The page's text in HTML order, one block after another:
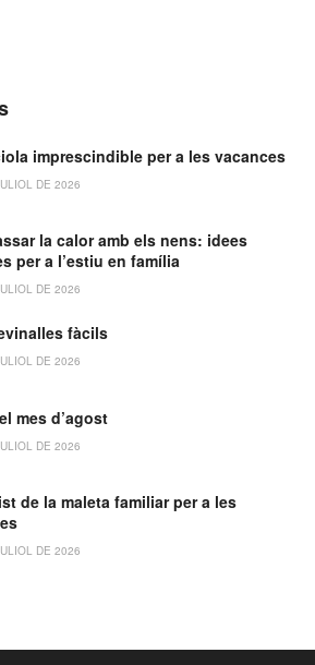
imprescindible per a les vacances
DE 2026
la calor amb els nens: idees
per a l’estiu en família
DE 2026
fàcils
DE 2026
mes d’agost
DE 2026
de la maleta familiar per a les
DE 2026